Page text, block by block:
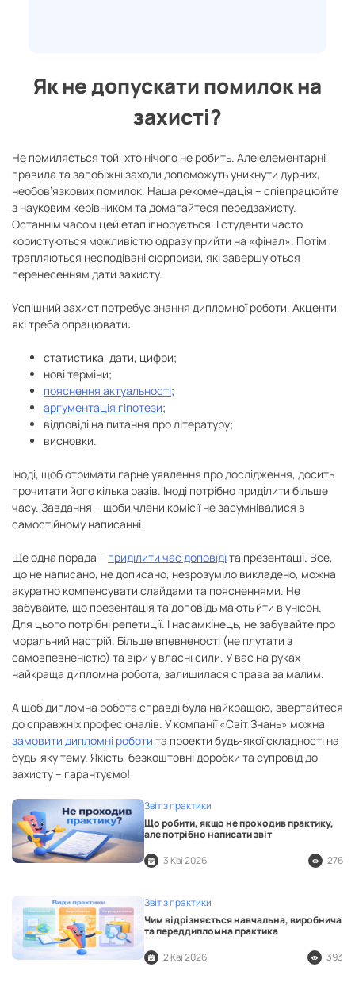
Як не допускати помилок на
захисті?
Не помиляється той, хто нічого не робить. Але елементарні
правила та запобіжні заходи допоможуть уникнути дурних,
необов’язкових помилок. Наша рекомендація – співпрацюйте
з науковим керівником та домагайтеся передзахисту.
Останнім часом цей етап ігнорується. І студенти часто
користуються можливістю одразу прийти на «фінал». Потім
трапляються несподівані сюрпризи, які завершуються
перенесенням дати захисту.
Успішний захист потребує знання дипломної роботи. Акценти,
які треба опрацювати:
статистика, дати, цифри;
нові терміни;
пояснення актуальності;
аргументація гіпотези;
відповіді на питання про літературу;
висновки.
Іноді, щоб отримати гарне уявлення про дослідження, досить
прочитати його кілька разів. Іноді потрібно приділити більше
часу. Завдання – щоби члени комісії не засумнівалися в
самостійному написанні.
Ще одна порада – приділити час доповідіта презентації. Все,
що не написано, не дописано, незрозуміло викладено, можна
акуратно компенсувати слайдами та поясненнями. Не
забувайте, що презентація та доповідь мають йти в унісон.
Для цього потрібні репетиції. І насамкінець, не забувайте про
моральний настрій. Більше впевненості (не плутати з
самовпевненістю) та віри у власні сили. У вас на руках
найкраща дипломна робота, залишилася справа за малим.
А щоб дипломна робота справді була найкращою, звертайтеся
до справжніх професіоналів. У компанії «Світ Знань» можна
замовити дипломні роботи та проекти будь-якої складності на
будь-яку тему. Якість, безкоштовні доробки та супровід до
захисту – гарантуємо!
Звіт з практики
Що робити, якщо не проходив практику,
але потрібно написати звіт
3 Кві 2026
276
Звіт з практики
Чим відрізняється навчальна, виробнича
та переддипломна практика
2 Кві 2026
393